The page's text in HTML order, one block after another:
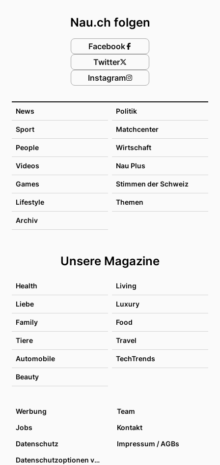
News Politik
Sport Matchcenter
People Wirtschaft
Videos Nau Plus
Games Stimmen der Schweiz
Lifestyle Themen
Archiv
Unsere Magazine
Health Living
Liebe Luxury
Family Food
Tiere Travel
Automobile TechTrends
Beauty
Nau.ch folgen
Facebook
Twitter
Instagram
Werbung
Team
Jobs
Kontakt
Datenschutz
Impressum / AGBs
Datenschutzoptionen verwalten